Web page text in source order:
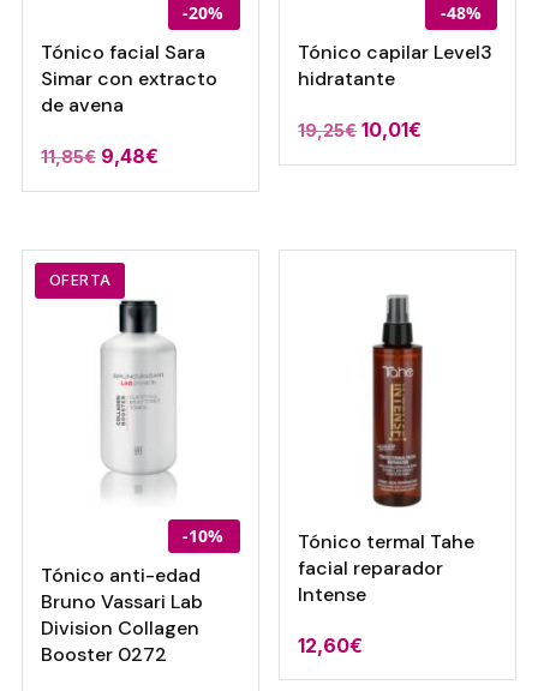
-20%
Tónico facial Sara
Simar con extracto
de avena
11,85€ 9,48€
-48%
Tónico capilar Level3
hidratante
19,25€ 10,01€
OFERTA
-10%
Tónico anti-edad
Bruno Vassari Lab
Division Collagen
Booster 0272
Tónico termal Tahe
facial reparador
Intense
12,60€